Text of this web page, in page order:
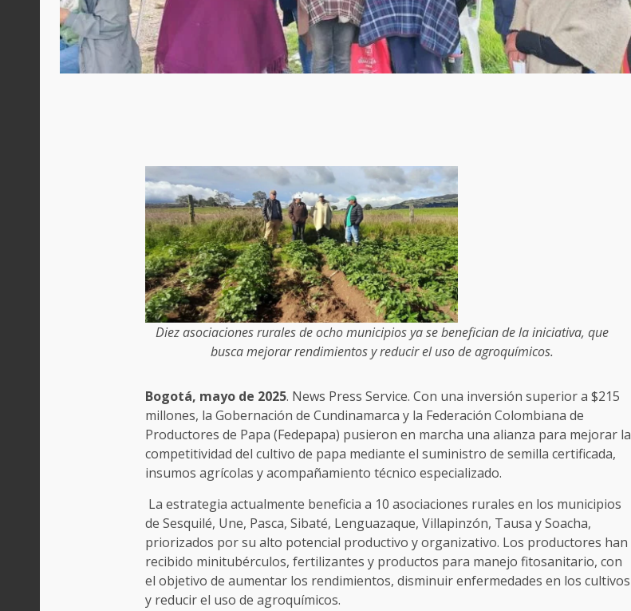
Diez asociaciones rurales de ocho municipios ya se benefician de la iniciativa, que
busca mejorar rendimientos y reducir el uso de agroquímicos.
Bogotá, mayo de 2025. News Press Service. Con una inversión superior a $215
millones, la Gobernación de Cundinamarca y la Federación Colombiana de
Productores de Papa (Fedepapa) pusieron en marcha una alianza para mejorar la
competitividad del cultivo de papa mediante el suministro de semilla certificada,
insumos agrícolas y acompañamiento técnico especializado.
La estrategia actualmente beneficia a 10 asociaciones rurales en los municipios
de Sesquilé, Une, Pasca, Sibaté, Lenguazaque, Villapinzón, Tausa y Soacha,
priorizados por su alto potencial productivo y organizativo. Los productores han
recibido minitubérculos, fertilizantes y productos para manejo fitosanitario, con
el objetivo de aumentar los rendimientos, disminuir enfermedades en los cultivos
y reducir el uso de agroquímicos.